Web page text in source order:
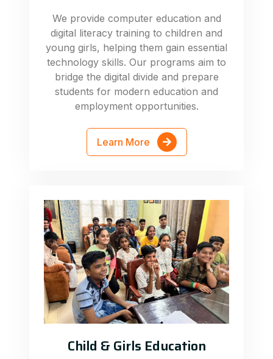
We provide computer education and
digital literacy training to children and
young girls, helping them gain essential
technology skills. Our programs aim to
bridge the digital divide and prepare
students for modern education and
employment opportunities.
Learn More
Child & Girls Education